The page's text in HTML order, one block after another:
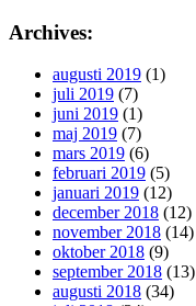
Archives:
augusti 2019 (1)
juli 2019 (7)
juni 2019 (1)
maj 2019 (7)
mars 2019 (6)
februari 2019 (5)
januari 2019 (12)
december 2018 (12)
november 2018 (14)
oktober 2018 (9)
september 2018 (13)
augusti 2018 (34)